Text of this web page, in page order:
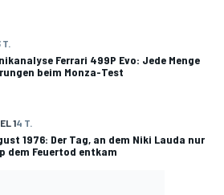
T.
Ferrari 499P Evo: Jede Menge
beim Monza-Test
14 T.
1976: Der Tag, an dem Niki Lauda nur
dem Feuertod entkam